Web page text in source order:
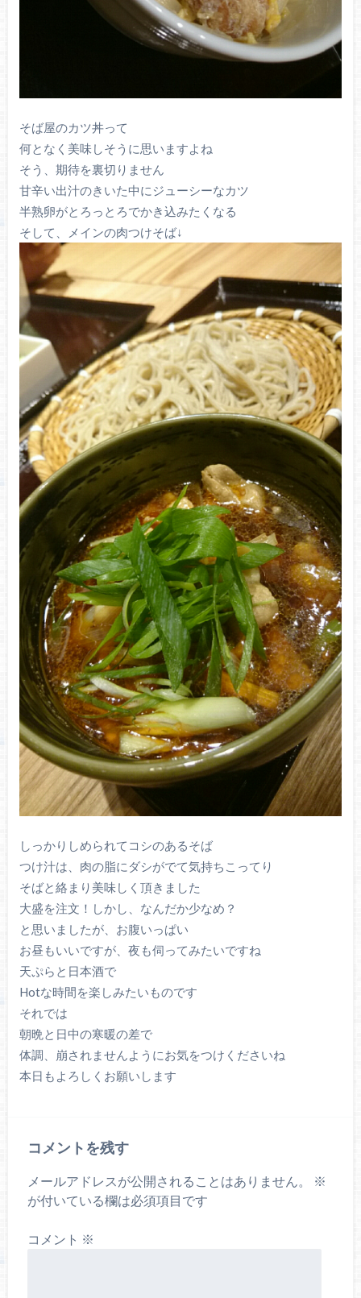
そば屋のカツ丼って
何となく美味しそうに思いますよね
そう、期待を裏切りません
甘辛い出汁のきいた中にジューシーなカツ
半熟卵がとろっとろでかき込みたくなる
そして、メインの肉つけそば↓
しっかりしめられてコシのあるそば
つけ汁は、肉の脂にダシがでて気持ちこってり
そばと絡まり美味しく頂きました
大盛を注文！しかし、なんだか少なめ？
と思いましたが、お腹いっぱい
お昼もいいですが、夜も伺ってみたいですね
天ぷらと日本酒で
Hotな時間を楽しみたいものです
それでは
朝晩と日中の寒暖の差で
体調、崩されませんようにお気をつけくださいね
本日もよろしくお願いします
コメントを残す
メールアドレスが公開されることはありません。
※
が付いている欄は必須項目です
コメント ※